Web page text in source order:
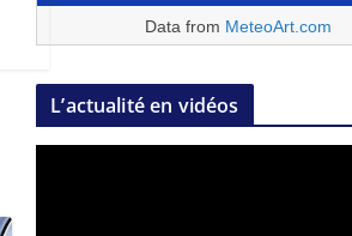
Data from MeteoArt.com
L’actualité en vidéos